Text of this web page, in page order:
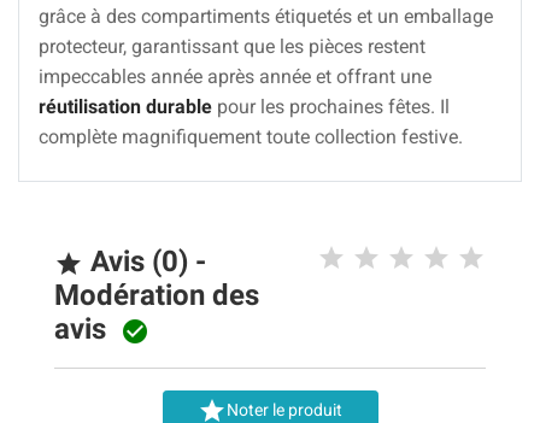
grâce à des compartiments étiquetés et un emballage
protecteur, garantissant que les pièces restent
impeccables année après année et offrant une
réutilisation durable pour les prochaines fêtes. Il
complète magnifiquement toute collection festive.
 Avis (0) -
Modération des
avis 
Noter le produit